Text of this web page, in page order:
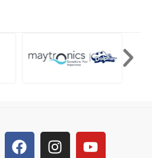
FacebookInstagramYoutube
Linkedin
Viber
TiktokPinterestHouzz